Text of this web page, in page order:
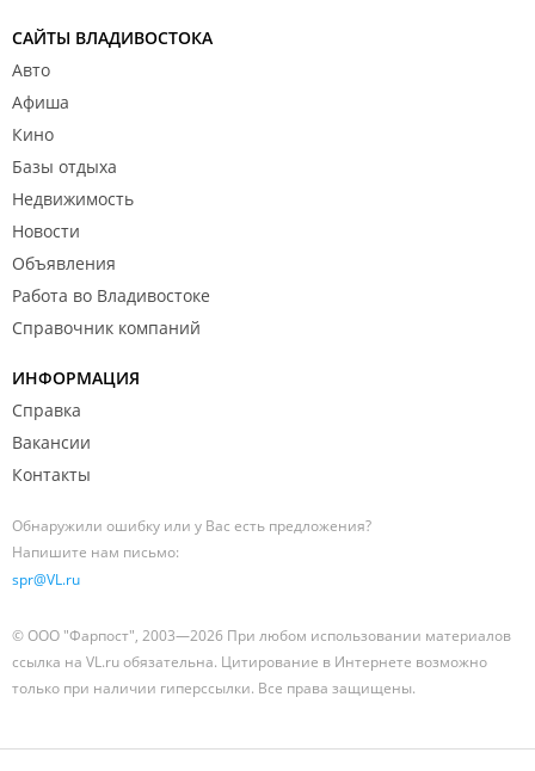
САЙТЫ ВЛАДИВОСТОКА
Авто
Афиша
Кино
Базы отдыха
Недвижимость
Новости
Объявления
Работа во Владивостоке
Справочник компаний
ИНФОРМАЦИЯ
Справка
Вакансии
Контакты
Обнаружили ошибку или у Вас есть предложения?
Напишите нам письмо:
spr@VL.ru
© ООО "Фарпост", 2003—2026 При любом использовании материалов
ссылка на VL.ru обязательна. Цитирование в Интернете возможно
только при наличии гиперссылки. Все права защищены.